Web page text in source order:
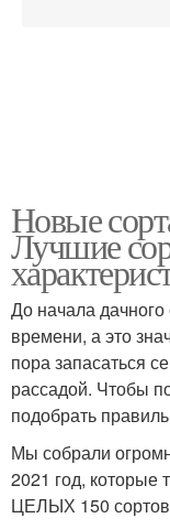
Новые
Лучшие
До начала дачного
времени, а это
пора запасаться
рассадой. Чтобы
подобрать
Мы собрали
2021 год, которые
ЦЕЛЫХ 150